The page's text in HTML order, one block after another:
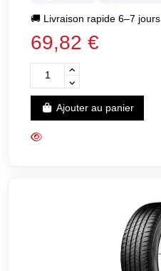
🚚 Livraison rapide 6–7 jours
69,82 €
Ajouter au panier